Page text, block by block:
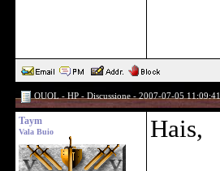
OUOL - HP - Discussione - 2007-07-05 11:09:41
Taym
Vala Buio Hais,